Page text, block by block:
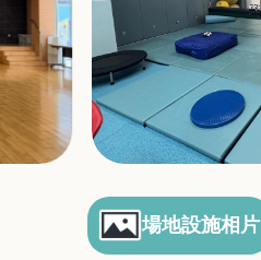
場地設施相片